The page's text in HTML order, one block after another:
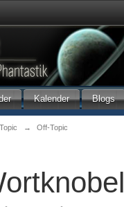
Kalender Blogs
→ Off-Topic